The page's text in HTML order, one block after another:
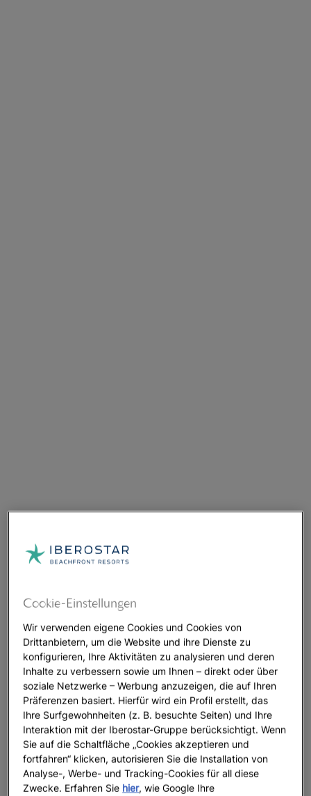
Cookie-Einstellungen
Wir verwenden eigene Cookies und Cookies von
Drittanbietern, um die Website und ihre Dienste zu
konfigurieren, Ihre Aktivitäten zu analysieren und deren
Inhalte zu verbessern sowie um Ihnen – direkt oder über
soziale Netzwerke – Werbung anzuzeigen, die auf Ihren
Präferenzen basiert. Hierfür wird ein Profil erstellt, das
Ihre Surfgewohnheiten (z. B. besuchte Seiten) und Ihre
Interaktion mit der Iberostar-Gruppe berücksichtigt. Wenn
Sie auf die Schaltfläche „Cookies akzeptieren und
fortfahren“ klicken, autorisieren Sie die Installation von
Analyse-, Werbe- und Tracking-Cookies für all diese
Zwecke. Erfahren Sie hier, wie Google Ihre